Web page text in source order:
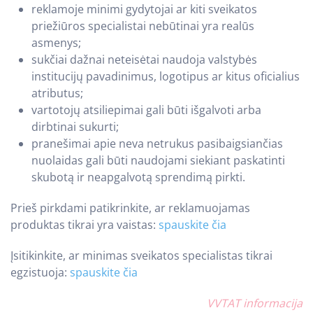
reklamoje minimi gydytojai ar kiti sveikatos
priežiūros specialistai nebūtinai yra realūs
asmenys;
sukčiai dažnai neteisėtai naudoja valstybės
institucijų pavadinimus, logotipus ar kitus oficialius
atributus;
vartotojų atsiliepimai gali būti išgalvoti arba
dirbtinai sukurti;
pranešimai apie neva netrukus pasibaigsiančias
nuolaidas gali būti naudojami siekiant paskatinti
skubotą ir neapgalvotą sprendimą pirkti.
Prieš pirkdami patikrinkite, ar reklamuojamas
produktas tikrai yra vaistas: spauskite čia
Įsitikinkite, ar minimas sveikatos specialistas tikrai
egzistuoja: spauskite čia
VVTAT informacija